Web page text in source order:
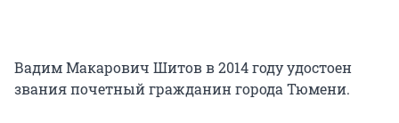
Вадим Макарович Шитов в 2014 году удостоен
звания почетный гражданин города Тюмени.